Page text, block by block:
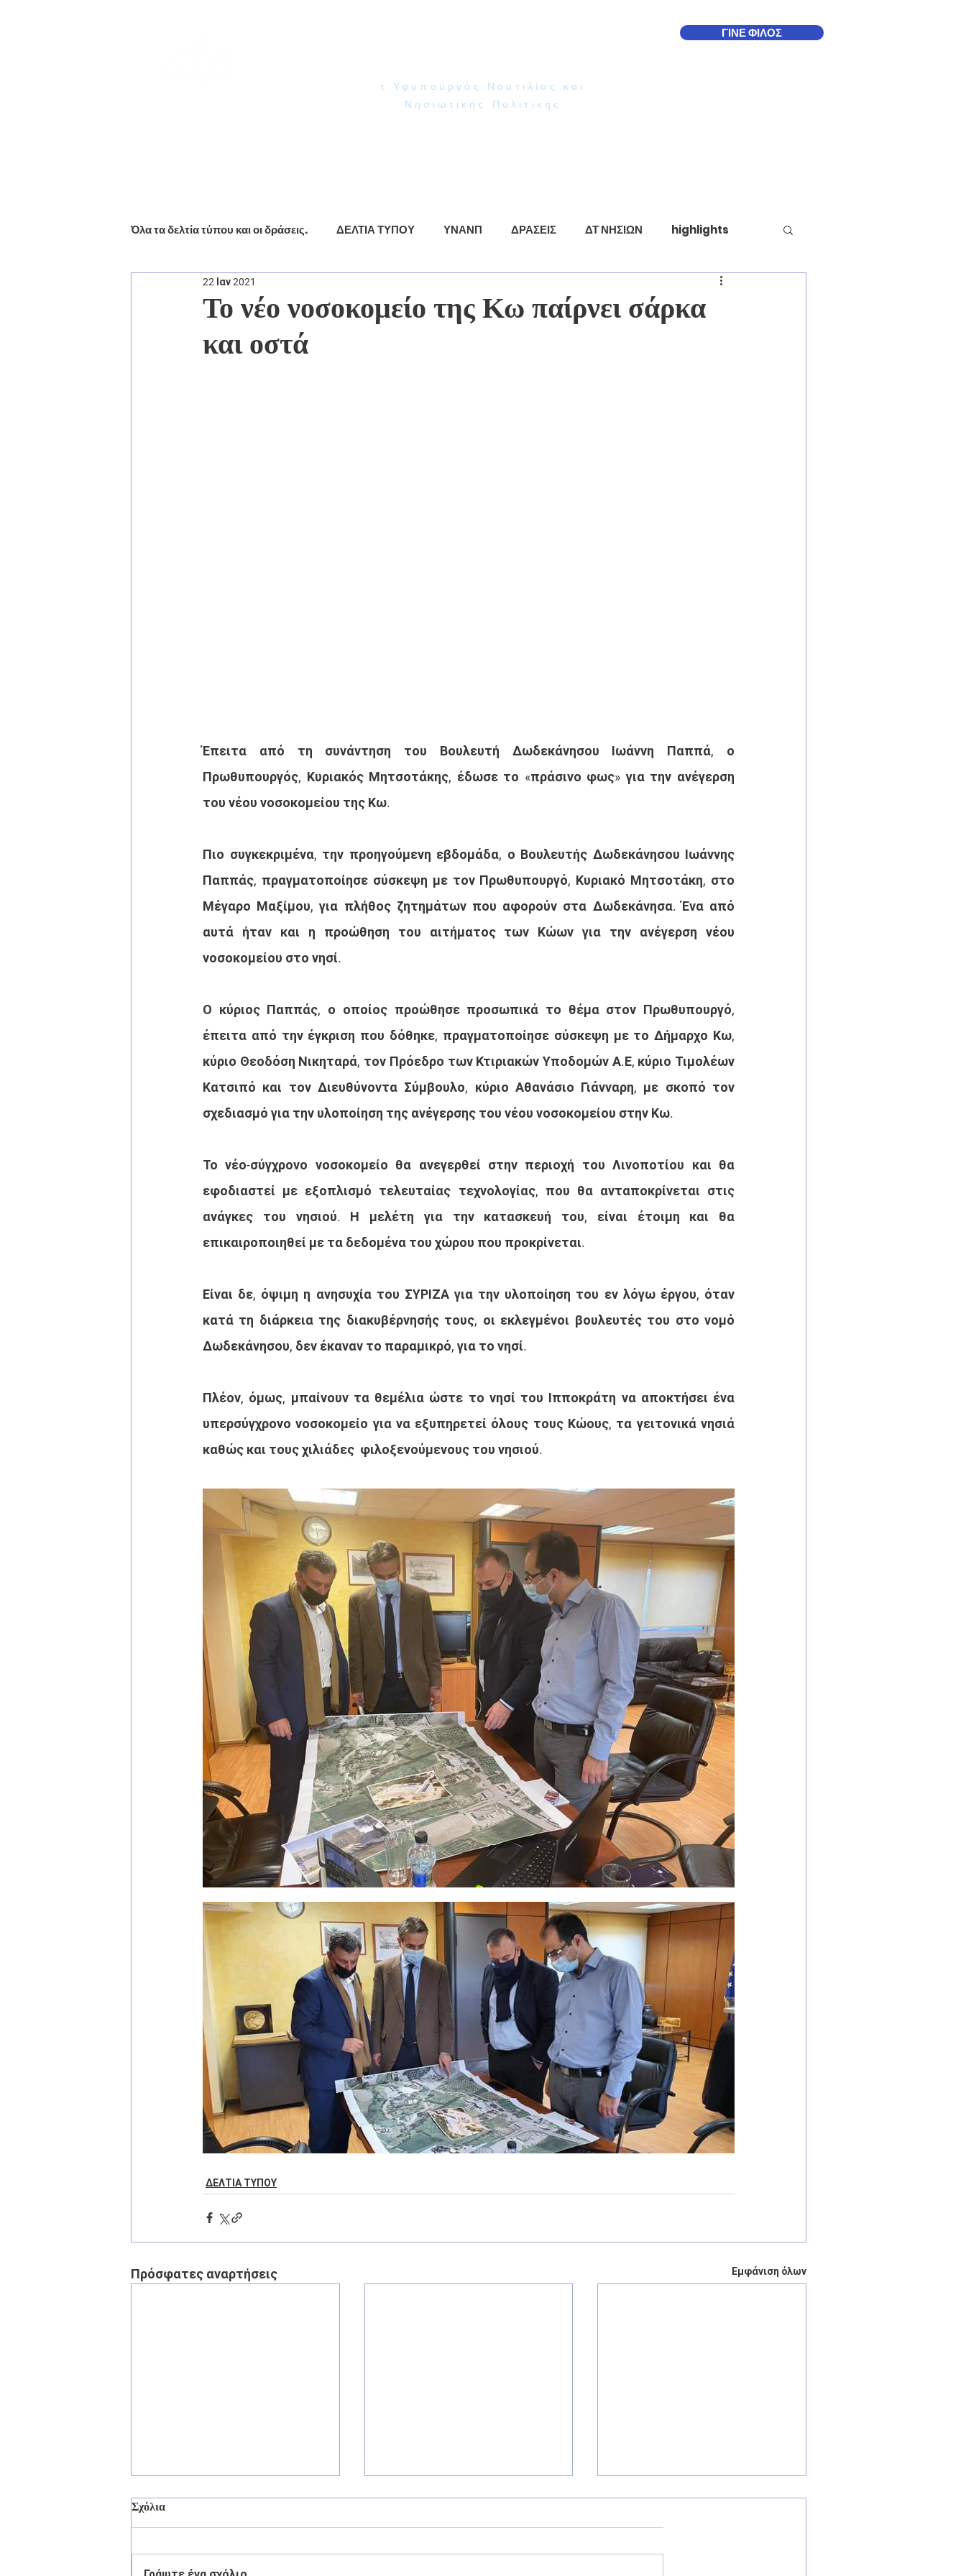
τ.Υφυπουργός Ναυτιλίας και
Νησιωτικής Πολιτικής
ΓΙΝΕ ΦΙΛΟΣ
Όλα τα δελτία τύπου και οι δράσεις. ΔΕΛΤΙΑ ΤΥΠΟΥ ΥΝΑΝΠ ΔΡΑΣΕΙΣ ΔΤ ΝΗΣΙΩΝ highlights
Το νέο νοσοκομείο της Κω παίρνει σάρκα
και οστά
22 Ιαν 2021
Έπειτα από τη συνάντηση του Βουλευτή Δωδεκάνησου Ιωάννη Παππά, ο
Πρωθυπουργός, Κυριακός Μητσοτάκης, έδωσε το «πράσινο φως» για την ανέγερση
του νέου νοσοκομείου της Κω.
Πιο συγκεκριμένα, την προηγούμενη εβδομάδα, ο Βουλευτής Δωδεκάνησου Ιωάννης
Παππάς, πραγματοποίησε σύσκεψη με τον Πρωθυπουργό, Κυριακό Μητσοτάκη, στο
Μέγαρο Μαξίμου, για πλήθος ζητημάτων που αφορούν στα Δωδεκάνησα. Ένα από
αυτά ήταν και η προώθηση του αιτήματος των Κώων για την ανέγερση νέου
νοσοκομείου στο νησί.
Ο κύριος Παππάς, ο οποίος προώθησε προσωπικά το θέμα στον Πρωθυπουργό,
έπειτα από την έγκριση που δόθηκε, πραγματοποίησε σύσκεψη με το Δήμαρχο Κω,
κύριο Θεοδόση Νικηταρά, τον Πρόεδρο των Κτιριακών Υποδομών Α.Ε, κύριο Τιμολέων
Κατσιπό και τον Διευθύνοντα Σύμβουλο, κύριο Αθανάσιο Γιάνναρη, με σκοπό τον
σχεδιασμό για την υλοποίηση της ανέγερσης του νέου νοσοκομείου στην Κω.
Το νέο-σύγχρονο νοσοκομείο θα ανεγερθεί στην περιοχή του Λινοποτίου και θα
εφοδιαστεί με εξοπλισμό τελευταίας τεχνολογίας, που θα ανταποκρίνεται στις
ανάγκες του νησιού. Η μελέτη για την κατασκευή του, είναι έτοιμη και θα
επικαιροποιηθεί με τα δεδομένα του χώρου που προκρίνεται.
Είναι δε, όψιμη η ανησυχία του ΣΥΡΙΖΑ για την υλοποίηση του εν λόγω έργου, όταν
κατά τη διάρκεια της διακυβέρνησής τους, οι εκλεγμένοι βουλευτές του στο νομό
Δωδεκάνησου, δεν έκαναν το παραμικρό, για το νησί.
Πλέον, όμως, μπαίνουν τα θεμέλια ώστε το νησί του Ιπποκράτη να αποκτήσει ένα
υπερσύγχρονο νοσοκομείο για να εξυπηρετεί όλους τους Κώους, τα γειτονικά νησιά
καθώς και τους χιλιάδες  φιλοξενούμενους του νησιού.
ΔΕΛΤΙΑ ΤΥΠΟΥ
Πρόσφατες αναρτήσεις Εμφάνιση όλων
Σχόλια